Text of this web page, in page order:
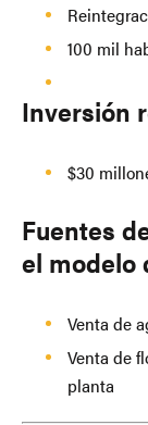
100 mil
Inversión
$30
Fuentes
el modelo
Venta de
Venta de
planta